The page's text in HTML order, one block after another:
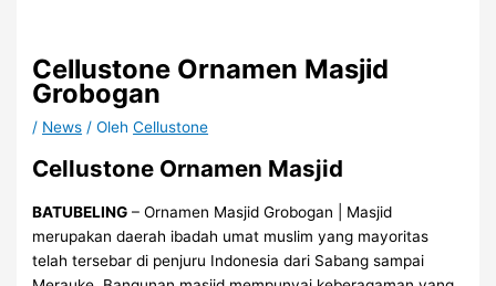
Cellustone Ornamen Masjid
Grobogan
/ News / OlehCellustone
Cellustone Ornamen Masjid
BATUBELING – Ornamen Masjid Grobogan | Masjid
merupakan daerah ibadah umat muslim yang mayoritas
telah tersebar di penjuru Indonesia dari Sabang sampai